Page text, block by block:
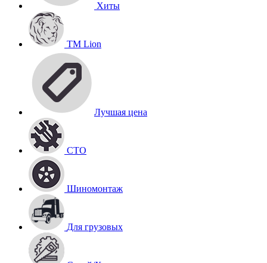
Хиты
TM Lion
Лучшая цена
СТО
Шиномонтаж
Для грузовых